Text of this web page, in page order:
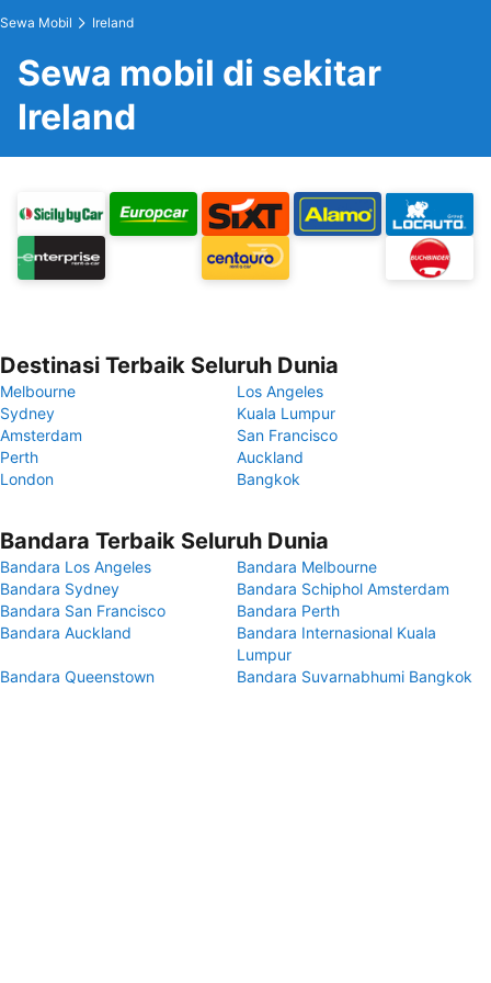
Sewa Mobil Ireland
Sewa mobil di sekitar
Ireland
Destinasi Terbaik Seluruh Dunia
Melbourne
Los Angeles
Sydney
Kuala Lumpur
Amsterdam
San Francisco
Perth
Auckland
London
Bangkok
Bandara Terbaik Seluruh Dunia
Bandara Los Angeles
Bandara Melbourne
Bandara Sydney
Bandara Schiphol Amsterdam
Bandara San Francisco
Bandara Perth
Bandara Auckland
Bandara Internasional Kuala
Lumpur
Bandara Queenstown
Bandara Suvarnabhumi Bangkok